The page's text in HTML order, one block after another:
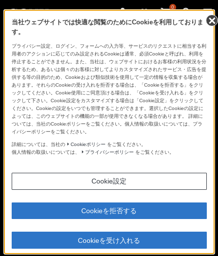
0
あ、
見
た
こ
と
の
な
い
世
界
へ。
α
Universe
1本でペット撮影の様々な可能
性を叶える「FE 20-70mm F4
当社ウェブサイトでは快適な閲覧のためにCookieを利用しておりま
す。
プライバシー設定、ログイン、フォームへの入力等、サービスのリクエストに相当する利
用者のアクションに応じてのみ設定されるCookieは通常、必須Cookieと呼ばれ、利用を
停止することができません。また、当社は、ウェブサイトにおけるお客様の利用状況を分
析するため、あるいは個々のお客様に対してよりカスタマイズされたサービス・広告を提
供する等の目的のため、Cookieおよび類似技術を使用して一定の情報を収集する場合が
あります。それらのCookieの受け入れを拒否する場合は、「Cookieを拒否する」をクリ
ックしてください。Cookie使用にご同意頂ける場合は、「Cookieを受け入れる」をクリ
ックして下さい。Cookie設定をカスタマイズする場合は「Cookie設定」をクリックして
ください。Cookieの設定をいつでも管理することができます。選択したCookieの設定に
よっては、このウェブサイトの機能の一部が使用できなくなる場合があります。 詳細に
ついては、当社のCookieポリシーをご覧ください。個人情報の取扱いについては、プラ
イバシーポリシーをご覧ください。
詳細については、当社の Cookieポリシー をご覧ください。
個人情報の取扱いについては、
プライバシーポリシー をご覧ください。
Cookie設定
Cookieを拒否する
Cookieを受け入れる